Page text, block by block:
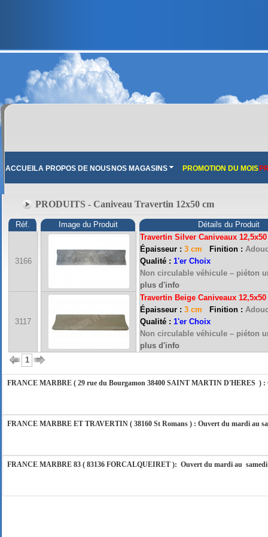
ACCUEILA PROPOS DE NOUS NOS MAGASINS PROMOTION DU MOIS
PRODUITS - Caniveau Travertin 12x50 cm
Réf. Image du Produit Détails du Produit
3166
Travertin Silver Caniveaux
Épaisseur : 3 cm Finition :
Qualité : 1'er Choix
Non circulable véhicule – piéton
plus d'info
3117
Travertin Beige Caniveaux
Épaisseur : 3 cm Finition :
Qualité : 1'er Choix
Non circulable véhicule – piéton
plus d'info
1
FRANCE MARBRE 13 ( 13680 LANCON PROVENCE ): Ouvert du mardi au
FRANCE MARBRE 84 ( 84600 VALREAS ): Ouvert du mardi au samedi inclus de
FERMETURE POUR CONGES ANNUELS : Nous serons fermés du 10 au 31
vous répondrons dans les meilleurs délais. Nous aurons le plaisir de vous retrouver
FRANCE MARBRE ( 29 rue du Bourgamon 38400 SAINT MARTIN D'HERES ) :
FRANCE MARBRE ET TRAVERTIN ( 38160 St Romans ) : Ouvert du mardi au
FRANCE MARBRE 83 ( 83136 FORCALQUEIRET ): Ouvert du mardi au samedi